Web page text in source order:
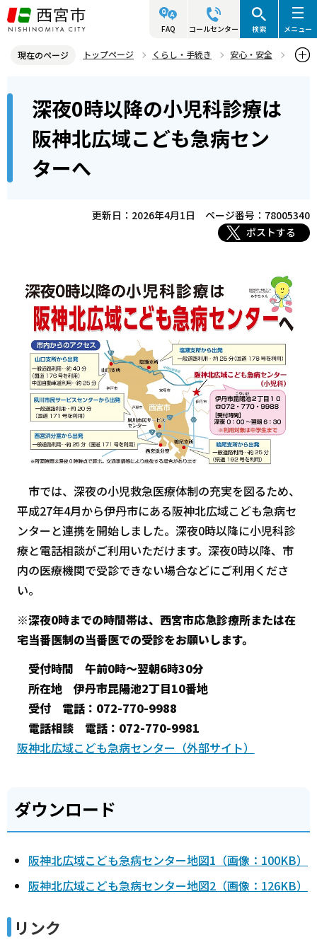
こ
の
ジ
す
FAQ コールセンター 検索 メニュー
現在のページ トップページ くらし・手続き
安心・安全
深夜0時以降の小児科診療は阪神北広域こども急病センターへ
ら
深夜0時以降の小児科診療は
阪神北広域こども急病セン
ターへ
更新日：2026年4月1日
ページ番号：78005340
ポストする
市では、深夜の小児救急医療体制の充実を図るため、
平成27年4月から伊丹市にある阪神北広域こども急病セ
ンターと連携を開始しました。深夜0時以降に小児科診
療と電話相談がご利用いただけます。深夜0時以降、市
内の医療機関で受診できない場合などにご利用くださ
い。
※深夜0時までの時間帯は、西宮市応急診療所または在
宅当番医制の当番医での受診をお願いします。
受付時間 午前0時～翌朝6時30分
所在地 伊丹市昆陽池2丁目10番地
受付 電話：072-770-9988
電話相談 電話：072-770-9981
阪神北広域こども急病センター（外部サイト）
ダウンロード
阪神北広域こども急病センター地図1（画像：100KB）
阪神北広域こども急病センター地図2（画像：126KB）
リンク